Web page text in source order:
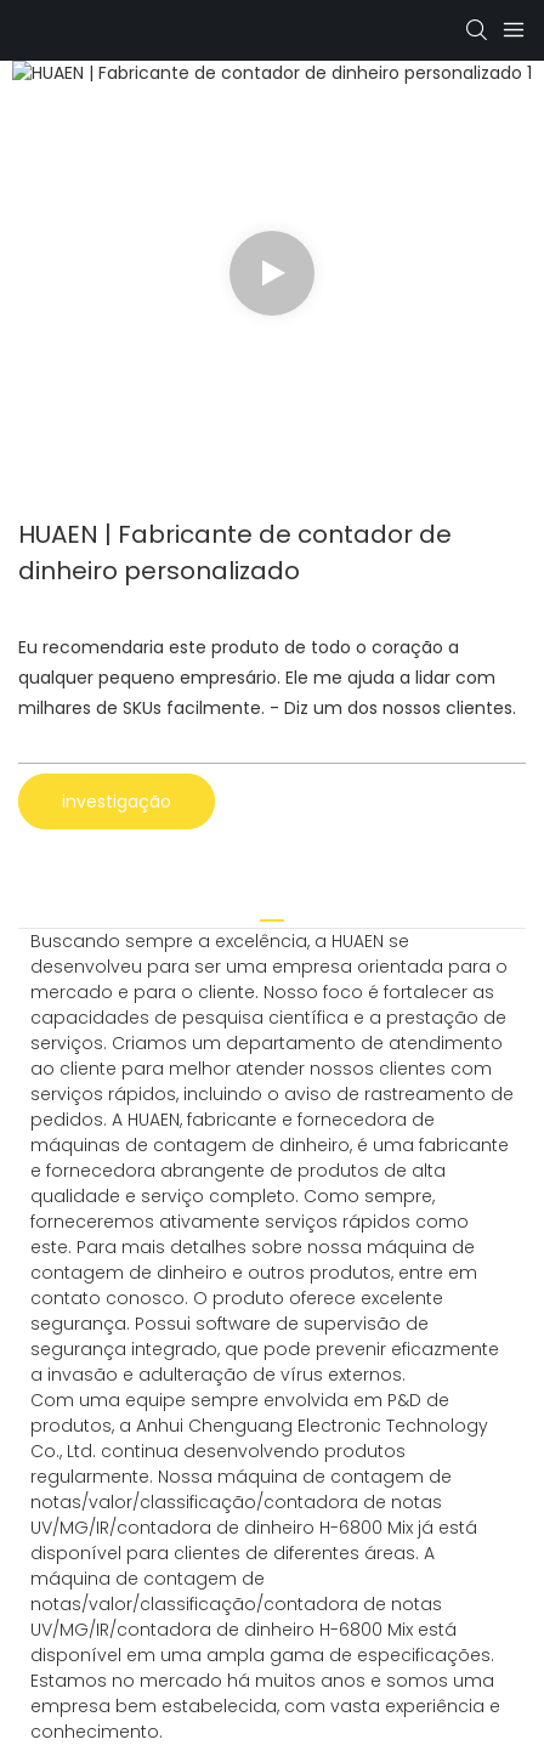
HUAEN | Fabricante de contador de
dinheiro personalizado
Eu recomendaria este produto de todo o coração a
qualquer pequeno empresário. Ele me ajuda a lidar com
milhares de SKUs facilmente. - Diz um dos nossos clientes.
investigação
Buscando sempre a excelência, a HUAEN se
desenvolveu para ser uma empresa orientada para o
mercado e para o cliente. Nosso foco é fortalecer as
capacidades de pesquisa científica e a prestação de
serviços. Criamos um departamento de atendimento
ao cliente para melhor atender nossos clientes com
serviços rápidos, incluindo o aviso de rastreamento de
pedidos. A HUAEN, fabricante e fornecedora de
máquinas de contagem de dinheiro, é uma fabricante
e fornecedora abrangente de produtos de alta
qualidade e serviço completo. Como sempre,
forneceremos ativamente serviços rápidos como
este. Para mais detalhes sobre nossa máquina de
contagem de dinheiro e outros produtos, entre em
contato conosco. O produto oferece excelente
segurança. Possui software de supervisão de
segurança integrado, que pode prevenir eficazmente
a invasão e adulteração de vírus externos.
Com uma equipe sempre envolvida em P&D de
produtos, a Anhui Chenguang Electronic Technology
Co., Ltd. continua desenvolvendo produtos
regularmente. Nossa máquina de contagem de
notas/valor/classificação/contadora de notas
UV/MG/IR/contadora de dinheiro H-6800 Mix já está
disponível para clientes de diferentes áreas. A
máquina de contagem de
notas/valor/classificação/contadora de notas
UV/MG/IR/contadora de dinheiro H-6800 Mix está
disponível em uma ampla gama de especificações.
Estamos no mercado há muitos anos e somos uma
empresa bem estabelecida, com vasta experiência e
conhecimento.